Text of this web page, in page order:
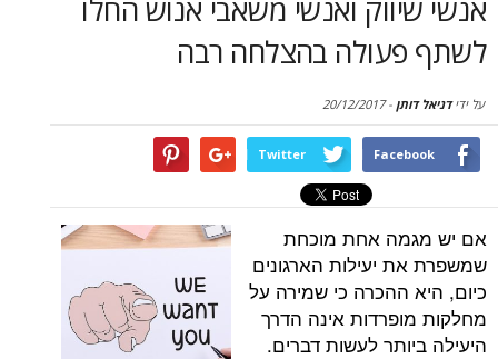
ואנשי משאבי אנוש החלו
בהצלחה רבה
-
20/12/2017
Twitter
אחת מוכחת
יעילות הארגונים
כי שמירה על
אינה הדרך
לעשות דברים.